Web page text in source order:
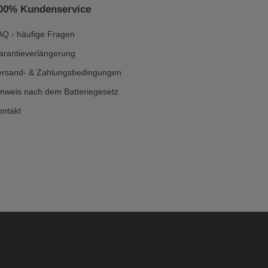
Kundenservice
- häufige Fragen
& Zahlungsbedingungen
nach dem Batteriegesetz